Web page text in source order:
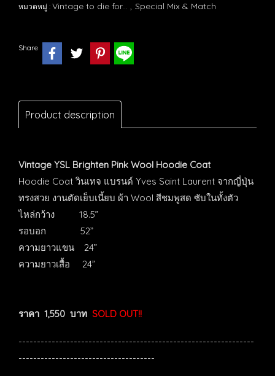
หมวดหมู่ : Vintage to die for... , Special Mix & Match
Share
Product description
Vintage YSL Brighten Pink Wool Hoodie Coat
Hoodie Coat วินเทจ แบรนด์ Yves Saint Laurent จากญี่ปุ่น
ทรงสวย งานตัดเย็บเนี้ยบ ผ้า Wool สีชมพูสด ซับในทั้งตัว
ไหล่กว้าง 18.5”
รอบอก 52”
ความยาวแขน 24”
ความยาวเสื้อ 24”
ราคา 1,550 บาท SOLD OUT!!
----------------------------------------------------------------
-------------------------------------